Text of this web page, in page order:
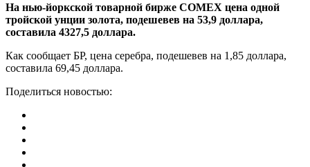
На нью-йоркской товарной бирже COMEX цена одной
тройской унции золота, подешевев на 53,9 доллара,
составила 4327,5 доллара.
Как сообщает БР, цена серебра, подешевев на 1,85 доллара,
составила 69,45 доллара.
Поделиться новостью: